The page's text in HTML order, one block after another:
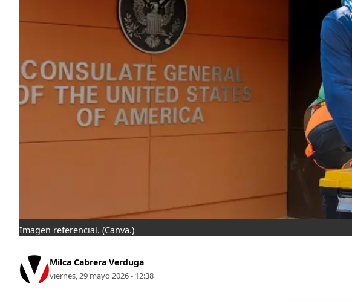
Imagen referencial. (Canva.)
Milca Cabrera Verduga
viernes, 29 mayo 2026 - 12:38